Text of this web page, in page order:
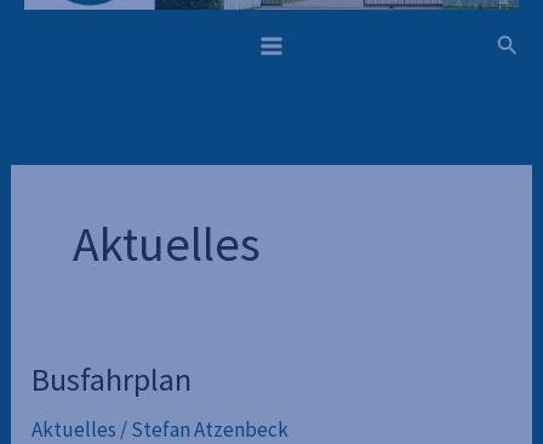
Aktuelles
Busfahrplan
Aktuelles /Stefan Atzenbeck